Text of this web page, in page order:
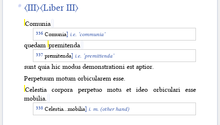
〈III〉〈Liber III〉
Comunia
Comunia] i.e. ‘communia’
quedam premitenda
premitenda] i.e. ‘premittenda’
sunt quia hic modus demonstrationi est aptior.
Perpetuum motum orbicularem esse.
Celestia corpora perpetuo motu et ideo orbiculari esse
mobilia.
Celestia…mobilia] i. m. (other hand)